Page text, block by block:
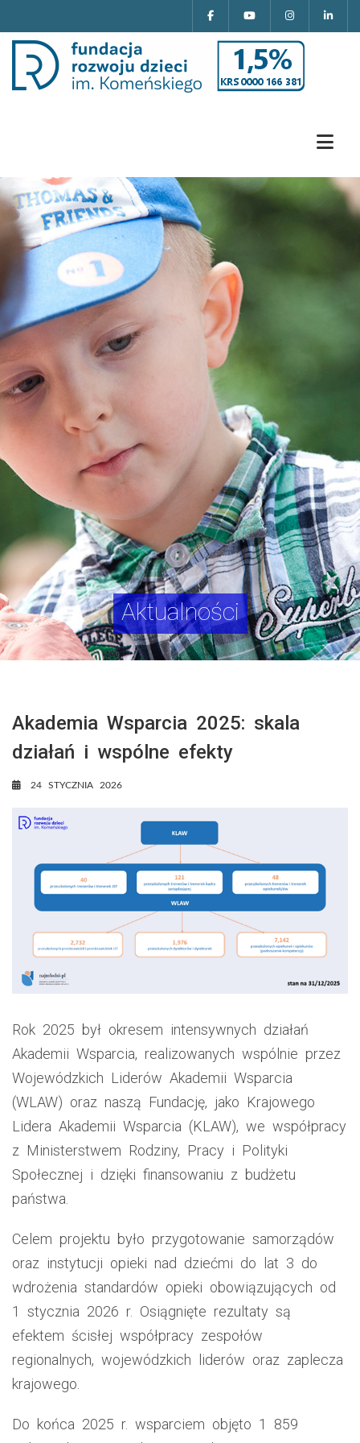
Aktualności
Akademia Wsparcia 2025: skala
działań i wspólne efekty
24 STYCZNIA 2026
Rok 2025 był okresem intensywnych działań
Akademii Wsparcia, realizowanych wspólnie przez
Wojewódzkich Liderów Akademii Wsparcia
(WLAW) oraz naszą Fundację, jako Krajowego
Lidera Akademii Wsparcia (KLAW), we współpracy
z Ministerstwem Rodziny, Pracy i Polityki
Społecznej i dzięki finansowaniu z budżetu
państwa.
Celem projektu było przygotowanie samorządów
oraz instytucji opieki nad dziećmi do lat 3 do
wdrożenia standardów opieki obowiązujących od
1 stycznia 2026 r. Osiągnięte rezultaty są
efektem ścisłej współpracy zespołów
regionalnych, wojewódzkich liderów oraz zaplecza
krajowego.
Do końca 2025 r. wsparciem objęto 1 859